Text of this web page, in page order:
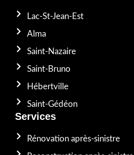
Lac-St-Jean-Est
Alma
Saint-Nazaire
Saint-Bruno
Hébertville
Saint‑Gédéon
Services
Rénovation après-sinistre